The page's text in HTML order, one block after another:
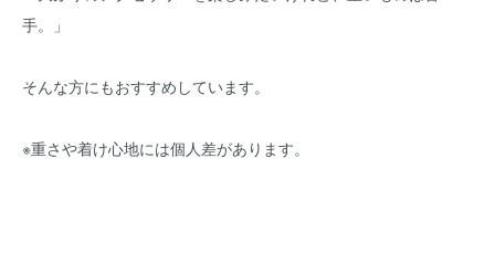
手。」
そんな方にもおすすめしています。
※重さや着け心地には個人差があります。